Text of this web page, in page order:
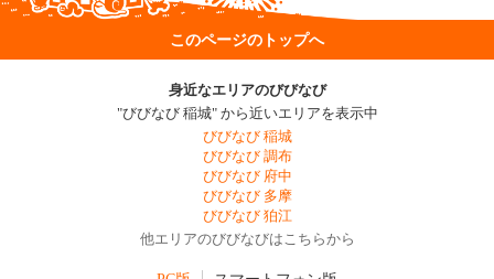
このページのトップへ
身近なエリアのびびなび
"びびなび 稲城" から近いエリアを表示中
びびなび 稲城
びびなび 調布
びびなび 府中
びびなび 多摩
びびなび 狛江
他エリアのびびなびはこちらから